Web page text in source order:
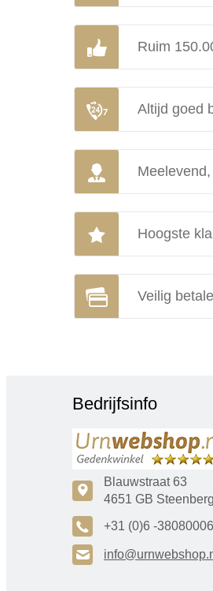
Ruim
Altijd goed
Hoogste
Veilig
Bedrijfsinfo
c
Blauwstraat 63
4651 GB
A +31 (0)6 -38080006
H